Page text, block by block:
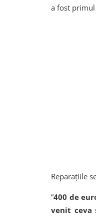
a fost
Reparațiile
”400 de
venit ceva